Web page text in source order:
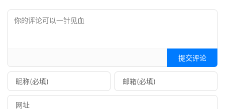
提交评论